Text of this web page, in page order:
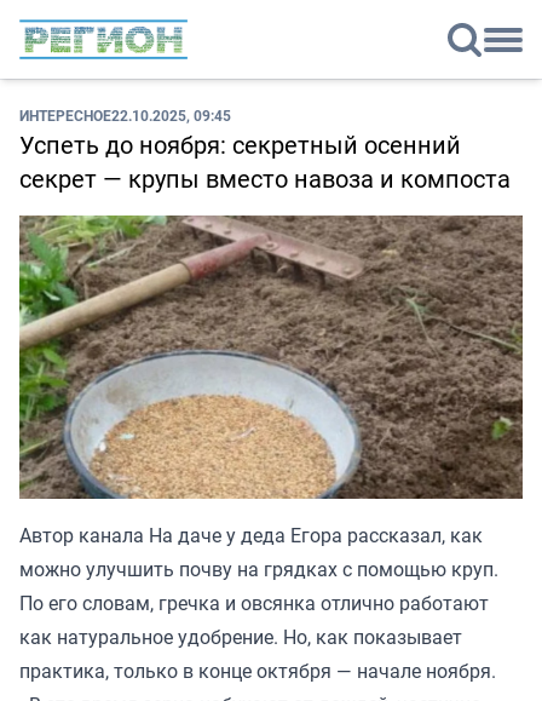
ИНТЕРЕСНОЕ22.10.2025, 09:45
Успеть до ноября: секретный осенний
секрет — крупы вместо навоза и компоста
Автор канала На даче у деда Егора рассказал, как
можно улучшить почву на грядках с помощью круп.
По его словам, гречка и овсянка отлично работают
как натуральное удобрение. Но, как показывает
практика, только в конце октября — начале ноября.